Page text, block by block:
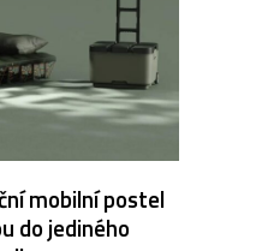
mobilní postel
do jediného